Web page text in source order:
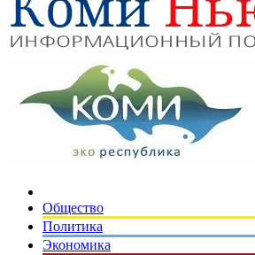
Общество
Политика
Экономика